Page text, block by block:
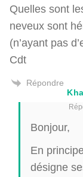
Quelles sont
neveux sont
(n’ayant pas
Cdt
Répondre
Bonjour,
En
désigne